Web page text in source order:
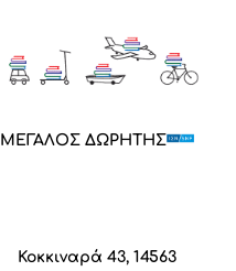
Κοκκιναρά 43, 14563
ΜΕΓΑΛΟΣ ΔΩΡΗΤΗΣ